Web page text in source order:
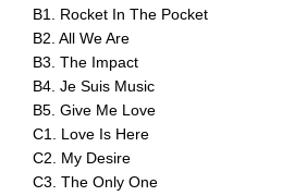
B1. Rocket In The Pocket
B2. All We Are
B3. The Impact
B4. Je Suis Music
B5. Give Me Love
C1. Love Is Here
C2. My Desire
C3. The Only One